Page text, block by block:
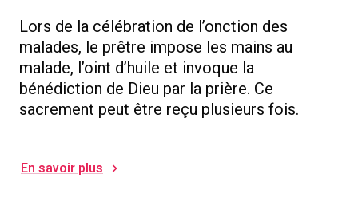
Lors de la célébration de l’onction des
malades, le prêtre impose les mains au
malade, l’oint d’huile et invoque la
bénédiction de Dieu par la prière. Ce
sacrement peut être reçu plusieurs fois.
En savoir plus